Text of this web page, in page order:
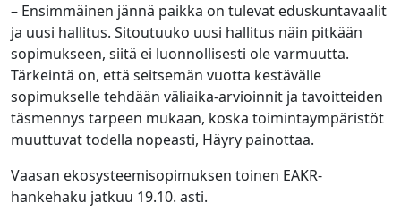
– Ensimmäinen jännä paikka on tulevat eduskuntavaalit
ja uusi hallitus. Sitoutuuko uusi hallitus näin pitkään
sopimukseen, siitä ei luonnollisesti ole varmuutta.
Tärkeintä on, että seitsemän vuotta kestävälle
sopimukselle tehdään väliaika-arvioinnit ja tavoitteiden
täsmennys tarpeen mukaan, koska toimintaympäristöt
muuttuvat todella nopeasti, Häyry painottaa.
Vaasan ekosysteemisopimuksen toinen EAKR-
hankehaku jatkuu 19.10. asti.